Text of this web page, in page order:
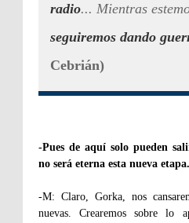
radio... Mientras
seguiremos dando
Cebrián)
-Pues de aquí solo pueden
no será eterna esta nueva etapa.
-M: Claro, Gorka, nos
nuevas. Crearemos sobre lo